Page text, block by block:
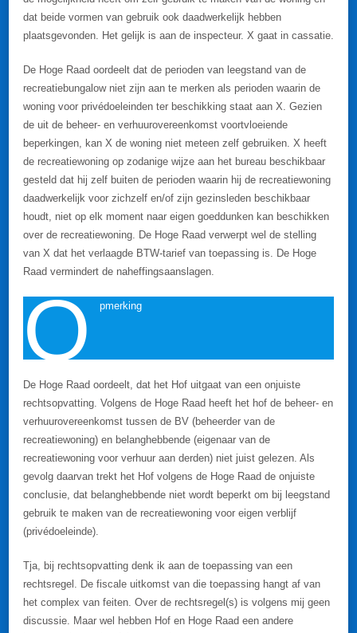
dat beide vormen van gebruik ook daadwerkelijk hebben
plaatsgevonden. Het gelijk is aan de inspecteur. X gaat in cassatie.
De Hoge Raad oordeelt dat de perioden van leegstand van de
recreatiebungalow niet zijn aan te merken als perioden waarin de
woning voor privédoeleinden ter beschikking staat aan X. Gezien
de uit de beheer- en verhuurovereenkomst voortvloeiende
beperkingen, kan X de woning niet meteen zelf gebruiken. X heeft
de recreatiewoning op zodanige wijze aan het bureau beschikbaar
gesteld dat hij zelf buiten de perioden waarin hij de recreatiewoning
daadwerkelijk voor zichzelf en/of zijn gezinsleden beschikbaar
houdt, niet op elk moment naar eigen goeddunken kan beschikken
over de recreatiewoning. De Hoge Raad verwerpt wel de stelling
van X dat het verlaagde BTW-tarief van toepassing is. De Hoge
Raad vermindert de naheffingsaanslagen.
O pmerking
De Hoge Raad oordeelt, dat het Hof uitgaat van een onjuiste
rechtsopvatting. Volgens de Hoge Raad heeft het hof de beheer- en
verhuurovereenkomst tussen de BV (beheerder van de
recreatiewoning) en belanghebbende (eigenaar van de
recreatiewoning voor verhuur aan derden) niet juist gelezen. Als
gevolg daarvan trekt het Hof volgens de Hoge Raad de onjuiste
conclusie, dat belanghebbende niet wordt beperkt om bij leegstand
gebruik te maken van de recreatiewoning voor eigen verblijf
(privédoeleinde).
Tja, bij rechtsopvatting denk ik aan de toepassing van een
rechtsregel. De fiscale uitkomst van die toepassing hangt af van
het complex van feiten. Over de rechtsregel(s) is volgens mij geen
discussie. Maar wel hebben Hof en Hoge Raad een andere